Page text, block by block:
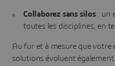
Collaborez sans silos : un
toutes les disciplines, en
Au fur et à mesure que votre
solutions évoluent